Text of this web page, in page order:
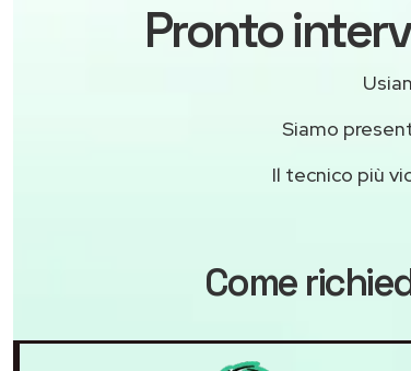
Pronto
Siamo
Il tecnico più
Come